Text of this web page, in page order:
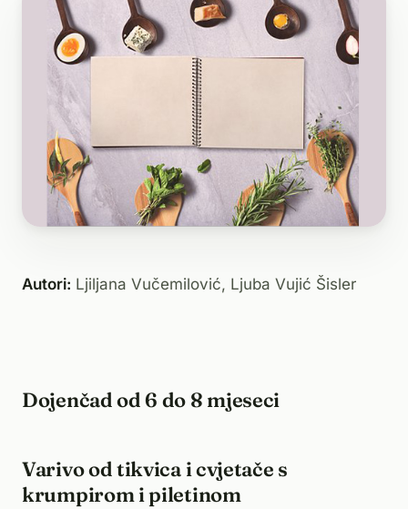
Autori: Ljiljana Vučemilović, Ljuba Vujić Šisler
Dojenčad od 6 do 8 mjeseci
Varivo od tikvica i cvjetače s
krumpirom i piletinom